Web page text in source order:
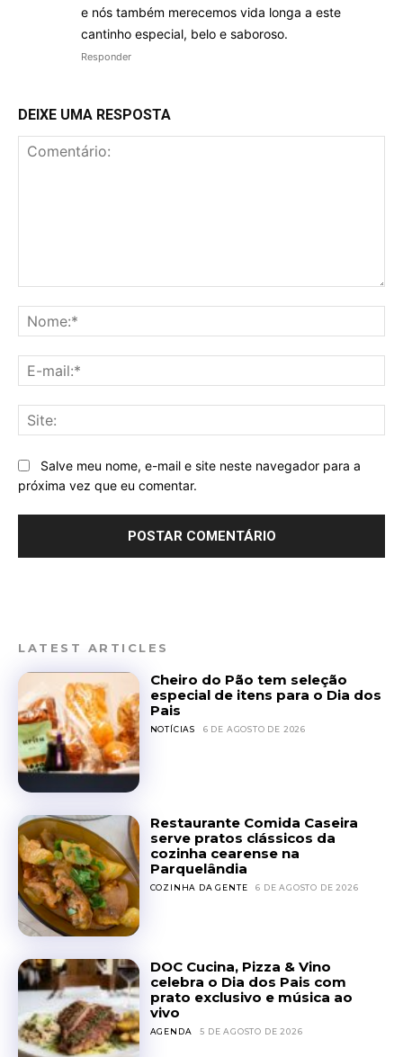
e nós também merecemos vida longa a este
cantinho especial, belo e saboroso.
Responder
DEIXE UMA RESPOSTA
Salve meu nome, e-mail e site neste navegador para a
próxima vez que eu comentar.
LATEST ARTICLES
Cheiro do Pão tem seleção
especial de itens para o Dia dos
Pais
NOTÍCIAS 6 DE AGOSTO DE 2026
Restaurante Comida Caseira
serve pratos clássicos da
cozinha cearense na
Parquelândia
COZINHA DA GENTE 6 DE AGOSTO DE 2026
DOC Cucina, Pizza & Vino
celebra o Dia dos Pais com
prato exclusivo e música ao
vivo
AGENDA 5 DE AGOSTO DE 2026